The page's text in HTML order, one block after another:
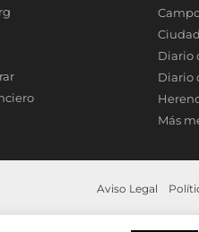
Diario
Diario
Más
Aviso Legal